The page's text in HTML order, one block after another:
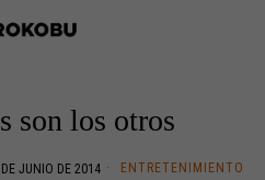
son los otros
JUNIO DE 2014
ENTRETENIMIENTO